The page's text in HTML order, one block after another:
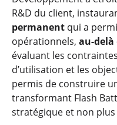
R&D du client,
permanent qui a
opérationnels, au-delà
évaluant les
d’utilisation et les
permis de construire
transformant Flash
stratégique et non